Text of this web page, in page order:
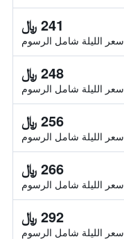
241 ﷼
سعر الليلة شامل الرسوم
248 ﷼
سعر الليلة شامل الرسوم
256 ﷼
سعر الليلة شامل الرسوم
266 ﷼
سعر الليلة شامل الرسوم
292 ﷼
سعر الليلة شامل الرسوم